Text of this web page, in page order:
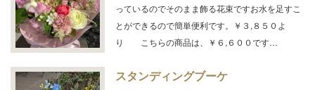
っているのでそのまま飾る花束ですお水を足すこ
とができるので簡単便利です。￥３,８５０よ
り こちらの商品は、￥６,６００です…
スタンディングブーケ